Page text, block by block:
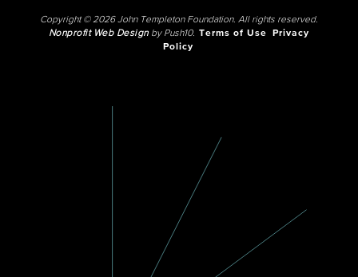
Copyright © 2026 John Templeton Foundation. All rights reserved.
Nonprofit Web Designby Push10. Terms of Use
Privacy
Policy